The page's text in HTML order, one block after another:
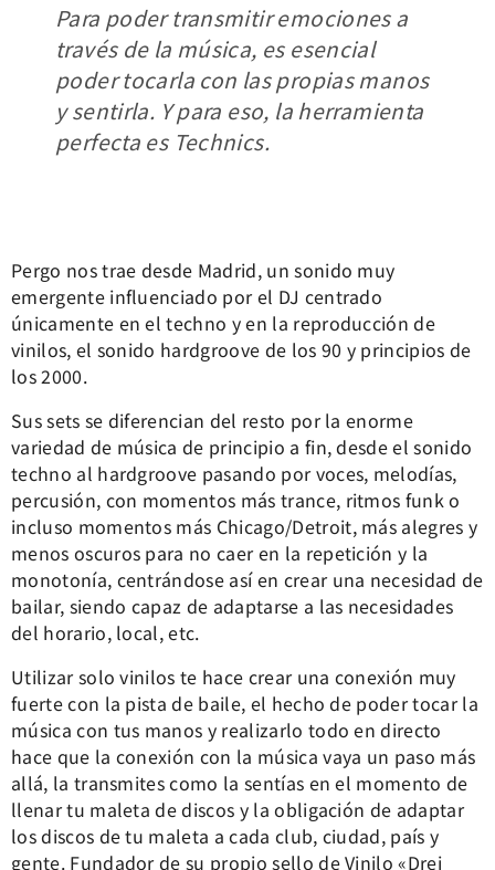
Para poder transmitir emociones a
través de la música, es esencial
poder tocarla con las propias manos
y sentirla. Y para eso, la herramienta
perfecta es Technics.
Pergo nos trae desde Madrid, un sonido muy
emergente influenciado por el DJ centrado
únicamente en el techno y en la reproducción de
vinilos, el sonido hardgroove de los 90 y principios de
los 2000.
Sus sets se diferencian del resto por la enorme
variedad de música de principio a fin, desde el sonido
techno al hardgroove pasando por voces, melodías,
percusión, con momentos más trance, ritmos funk o
incluso momentos más Chicago/Detroit, más alegres y
menos oscuros para no caer en la repetición y la
monotonía, centrándose así en crear una necesidad de
bailar, siendo capaz de adaptarse a las necesidades
del horario, local, etc.
Utilizar solo vinilos te hace crear una conexión muy
fuerte con la pista de baile, el hecho de poder tocar la
música con tus manos y realizarlo todo en directo
hace que la conexión con la música vaya un paso más
allá, la transmites como la sentías en el momento de
llenar tu maleta de discos y la obligación de adaptar
los discos de tu maleta a cada club, ciudad, país y
gente. Fundador de su propio sello de Vinilo «Drei